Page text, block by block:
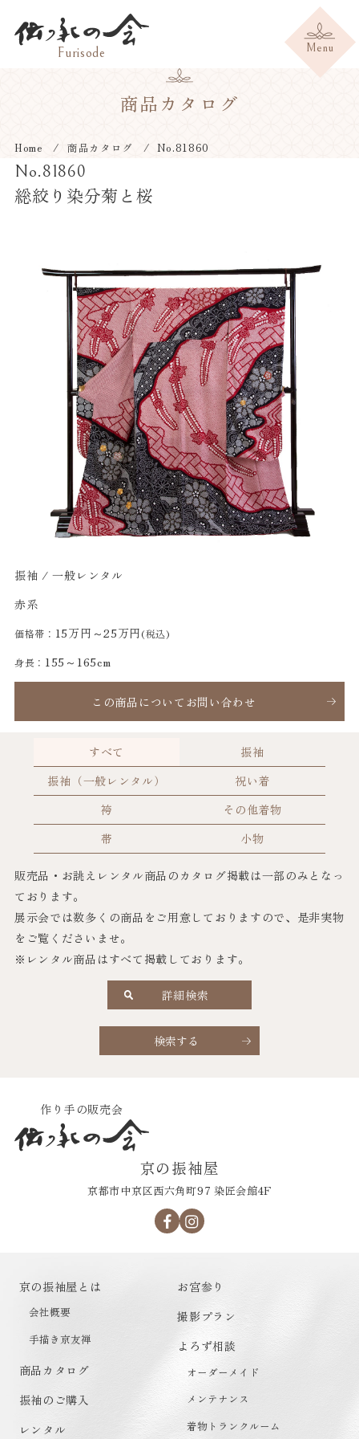
商品カタログ
Home 商品カタログ No.81860
No.81860
総絞り染分菊と桜
振袖 / 一般レンタル
赤系
価格帯： 15万円～25万円(税込)
身長： 155～165cm
この商品についてお問い合わせ
すべて
振袖
振袖（一般レンタル）
祝い着
袴
その他着物
帯
小物
販売品・お誂えレンタル商品のカタログ掲載は一部のみとなっ
ております。
展示会では数多くの商品をご用意しておりますので、是非実物
をご覧くださいませ。
※レンタル商品はすべて掲載しております。
詳細検索
検索する
作り手の販売会
京の振袖屋
京都市中京区西六角町97 染匠会館4F
京の振袖屋とは
会社概要
手描き京友禅
商品カタログ
振袖のご購入
レンタル
お宮参り
撮影プラン
よろず相談
オーダーメイド
メンテナンス
着物トランクルーム